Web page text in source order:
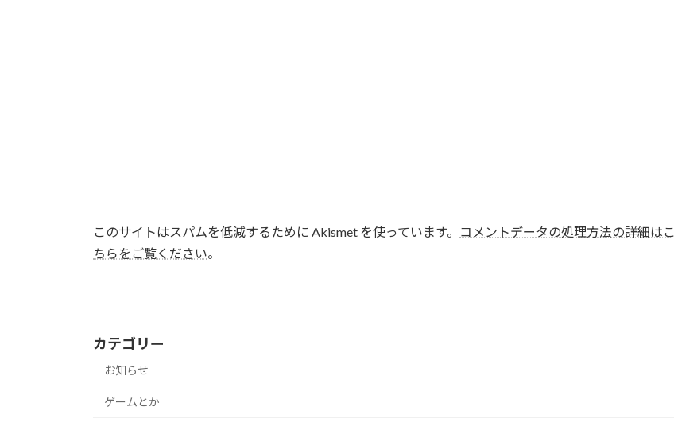
このサイトはスパムを低減するために Akismet を使っています。
コメントデータの処理方法の詳細はこ
ちらをご覧ください。
カテゴリー
お知らせ
ゲームとか